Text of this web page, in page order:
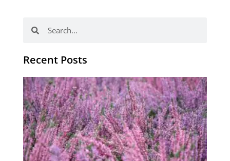
Recent Posts